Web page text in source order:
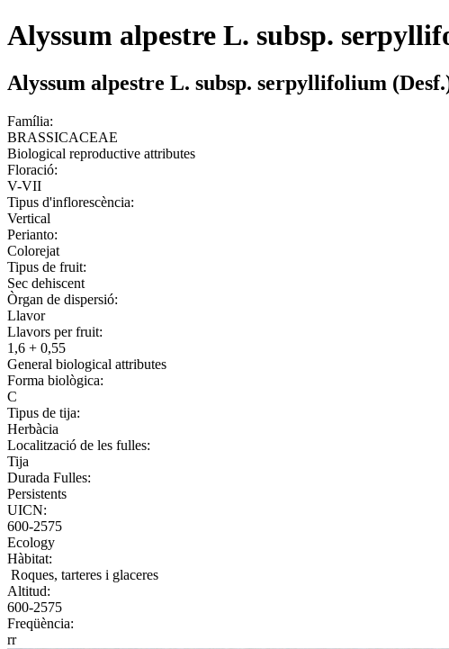
Alyssum alpestre L. subsp.
Alyssum alpestre L. subsp. serpyllifolium
Família:
BRASSICACEAE
Biological reproductive attributes
Floració:
V-VII
Tipus d'inflorescència:
Vertical
Perianto:
Colorejat
Tipus de fruit:
Sec dehiscent
Òrgan de dispersió:
Llavor
Llavors per fruit:
1,6 + 0,55
General biological attributes
Forma biològica:
C
Tipus de tija:
Herbàcia
Localització de les fulles:
Tija
Durada Fulles:
Persistents
UICN:
600-2575
Ecology
Hàbitat:
Roques, tarteres i glaceres
Altitud:
600-2575
Freqüència:
rr